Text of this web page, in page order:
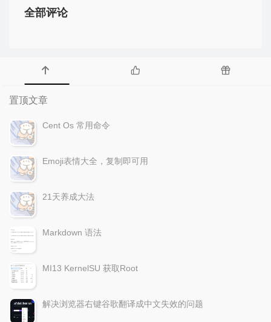
全部评论
置顶文章
Cent Os 常用命令
Emoji表情大全，复制即可用
21天养成大法
Markdown 语法
MI13 KernelSU 获取Root
解决浏览器右键谷歌翻译成中文失效的问题